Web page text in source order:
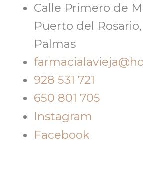
Calle Primero de
Puerto del
Palmas
928 531 721
650 801 705
Instagram
Facebook